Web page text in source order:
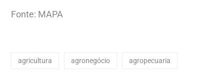
Fonte: MAPA
agricultura agronegócio agropecuaria